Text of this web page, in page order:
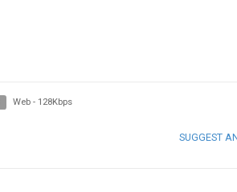
Web - 128Kbps
SUGGEST